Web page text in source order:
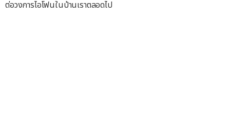
ต่อวงการไอโฟนในบ้านเราตลอดไป